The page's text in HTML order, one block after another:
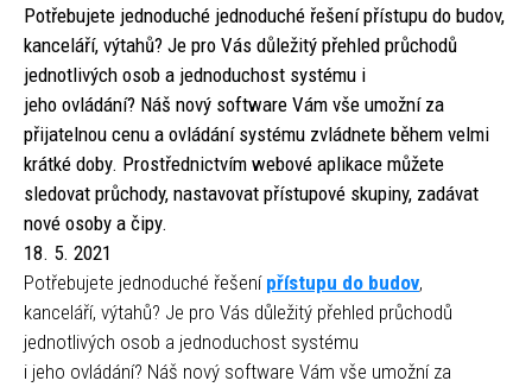
Potřebujete jednoduché jednoduché řešení přístupu do budov,
kanceláří, výtahů? Je pro Vás důležitý přehled průchodů
jednotlivých osob a jednoduchost systému i
jeho ovládání? Náš nový software Vám vše umožní za
přijatelnou cenu a ovládání systému zvládnete během velmi
krátké doby. Prostřednictvím webové aplikace můžete
sledovat průchody, nastavovat přístupové skupiny, zadávat
nové osoby a čipy.
18. 5. 2021
Potřebujete jednoduché řešení přístupu do budov,
kanceláří, výtahů? Je pro Vás důležitý přehled průchodů
jednotlivých osob a jednoduchost systému
i jeho ovládání? Náš nový software Vám vše umožní za